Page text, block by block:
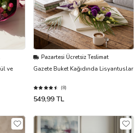
ve
Pazartesi Ücretsiz Teslimat
Gazete Buket Kağıdında Lisyantuslar
(8)
549,99 TL